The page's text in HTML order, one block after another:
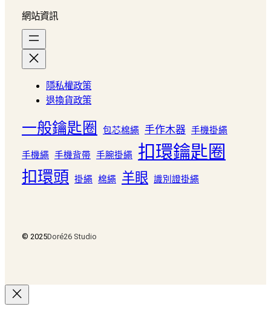
網站資訊
隱私權政策
退換貨政策
一般鑰匙圈 包芯棉繩 手作木器 手機掛繩
手機繩 手機背帶 手腕掛繩 扣環鑰匙圈
扣環頭 掛繩 棉繩 羊眼 識別證掛繩
© 2025Doré26 Studio